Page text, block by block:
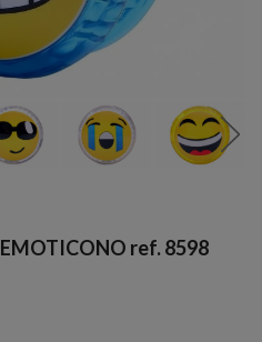
ref. 8598